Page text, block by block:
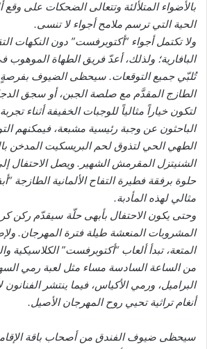
بالأضواء المتلألئة وتتعالى الضحكات على
الحية التي ترسم ملامح أجواء لا تنسى.
ولا تكتمل أجواء “أكتوبرفست” دون النكهات
البافارية؛ ولذلك، أعدّ فريق الطهاة الموهوب
تُلبّي جميع التوقعات. سيحظى الضيوف بفرصةٍ
الطازج المقدَّم مع صلصة الجبن، أو سجق
لتكون خياراً مثالياً للوجبات الخفيفة أثناء
الباحثون عن وجبة رئيسية مشبعة، فيمكنهم
الطهي الحي لتذوق لحم البريسكيت المدخن
الشنيتزل المقرمش الشهير. ويصل الاحتفال
حلوة برفقة فطيرة التفاح الألمانية الطازجة
مثالي لهذه المأدبة.
وحتى يكون الاحتفال بأبهى حلّة سيقدّم ركن
المشروبات المنعشة طيلة فترة المهرجان.
المتعة، تبدأ ألعاب “أكتوبرفست” الكلاسيكية
من الساعة السادسة مساء مثل لعبة رمي
البراميل، ورمي الأكياس، فيما ينتشر الفنانون
أنغام تراثية تحيي روح المهرجان الأصيل.
سيحظى ضيوف الفندق من أصحاب باقة